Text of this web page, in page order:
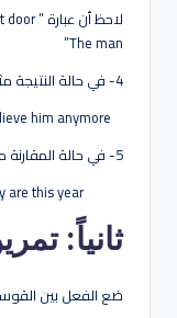
The man”
4- في حالة النتيجة مثل:
him anymore.
5- في حالة المقارنة مثل:
this year.
ثانياً:
ضع الفعل بين